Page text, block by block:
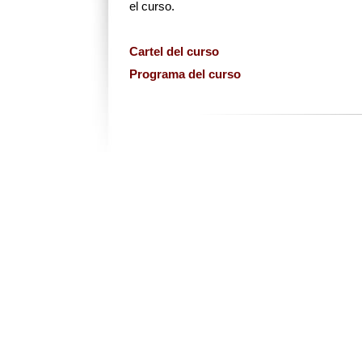
el curso.
Cartel del curso
Programa del curso